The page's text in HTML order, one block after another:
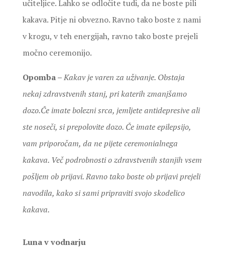
učiteljice. Lahko se odločite tudi, da ne boste pili
kakava. Pitje ni obvezno. Ravno tako boste z nami
v krogu, v teh energijah, ravno tako boste prejeli
močno ceremonijo.
Opomba –Kakav je varen za uživanje. Obstaja
nekaj zdravstvenih stanj, pri katerih zmanjšamo
dozo.Če imate bolezni srca, jemljete antidepresive ali
ste noseči, si prepolovite dozo. Če imate epilepsijo,
vam priporočam, da ne pijete ceremonialnega
kakava. Več podrobnosti o zdravstvenih stanjih vsem
pošljem ob prijavi. Ravno tako boste ob prijavi prejeli
navodila, kako si sami pripraviti svojo skodelico
kakava.
Luna v vodnarju